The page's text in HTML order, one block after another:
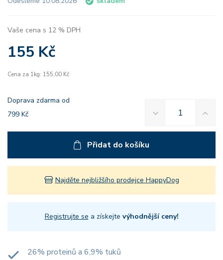
Vaše cena s 12 % DPH
155 Kč
Cena za 1kg: 155,00 Kč
Doprava zdarma od
799 Kč
Přidat do košíku
Najděte nejbližšího prodejce HappyDog
Registrujte se a získejte výhodnější ceny!
26% proteinů a 6,9% tuků